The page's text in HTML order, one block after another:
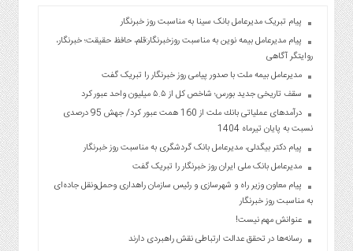
پیام تبریک مدیرعامل بانک سینا به مناسبت روز خبرنگار
پیام مدیرعامل بیمه نوین به مناسبت روزخبرنگار:قلم، حافظ حقیقت؛ خبرنگار،
روایتگر آگاهی
مدیرعامل بیمه ملت با صدور پیامی روز خبرنگار را تبریک گفت
سقف تاریخی جدید بورس؛ شاخص کل از ۵.۵ میلیون واحد عبور کرد
درآمدهای عملیاتی بانك ملت از 160 همت عبور كرد/ جهش 95 درصدی
نسبت به پایان تیرماه 1404
پیام دکتر بیگدلی، مدیرعامل بانک گردشگری به مناسبت روز خبرنگار
مدیرعامل بانک ملی ایران روز خبرنگار را تبریک گفت
پیام معاون وزیر راه و شهرسازی و رئیس سازمان راهداری وحمل‌ونقل جاده‌ای
به مناسبت روز خبرنگار
عنوانش مهم نیست!
رسانه‌ها در تحقق عدالت ارتباطی نقش راهبردی دارند